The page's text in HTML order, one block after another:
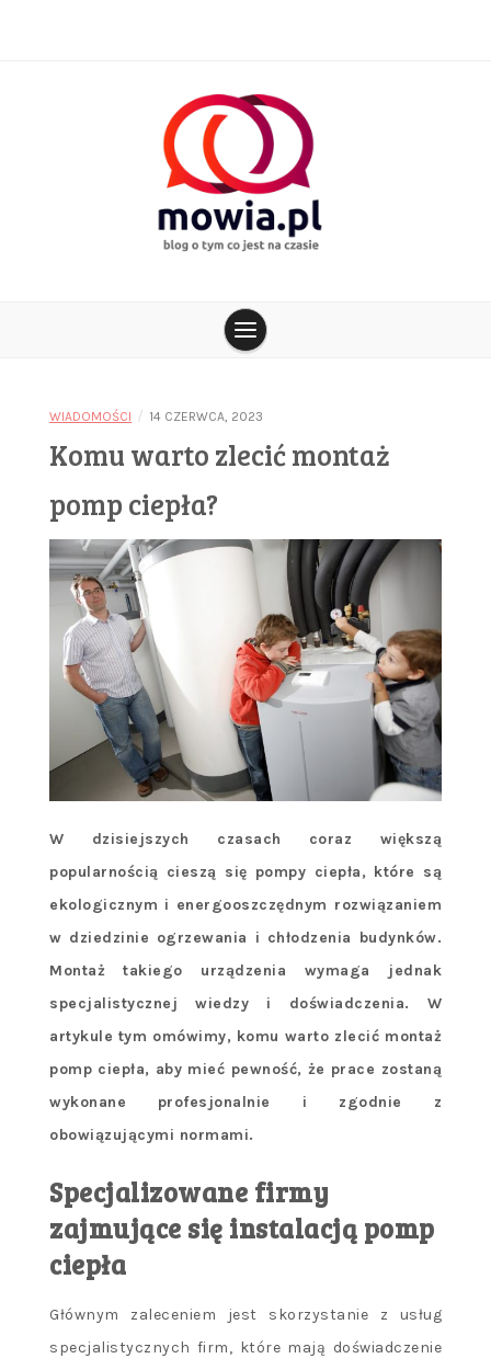
mowia.pl
WIADOMOŚCI / 14 CZERWCA, 2023
Komu warto zlecić montaż
pomp ciepła?
W dzisiejszych czasach coraz większą
popularnością cieszą się pompy ciepła, które są
ekologicznym i energooszczędnym rozwiązaniem
w dziedzinie ogrzewania i chłodzenia budynków.
Montaż takiego urządzenia wymaga jednak
specjalistycznej wiedzy i doświadczenia. W
artykule tym omówimy, komu warto zlecić montaż
pomp ciepła, aby mieć pewność, że prace zostaną
wykonane profesjonalnie i zgodnie z
obowiązującymi normami.
Specjalizowane firmy
zajmujące się instalacją pomp
ciepła
Głównym zaleceniem jest skorzystanie z usług
specjalistycznych firm, które mają doświadczenie